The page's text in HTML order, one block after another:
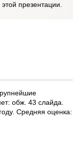
презентации.
обж. 43 слайда.
Средняя оценка: